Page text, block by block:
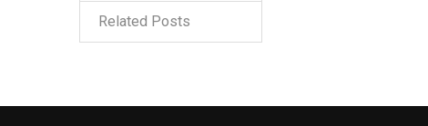
Related Posts